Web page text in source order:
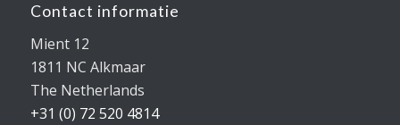
Contact informatie
Mient 12
1811 NC Alkmaar
The Netherlands
+31 (0) 72 520 4814